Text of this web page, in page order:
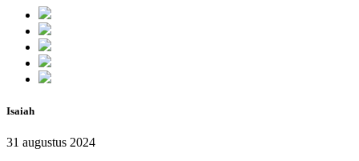
Isaiah
31 augustus 2024